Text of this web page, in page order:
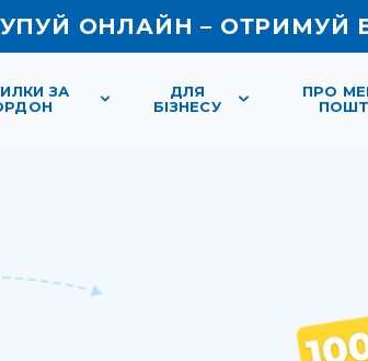
ОНЛАЙН – ОТРИМУЙ
ЗА
ДЛЯ
БІЗНЕСУ
ПРО